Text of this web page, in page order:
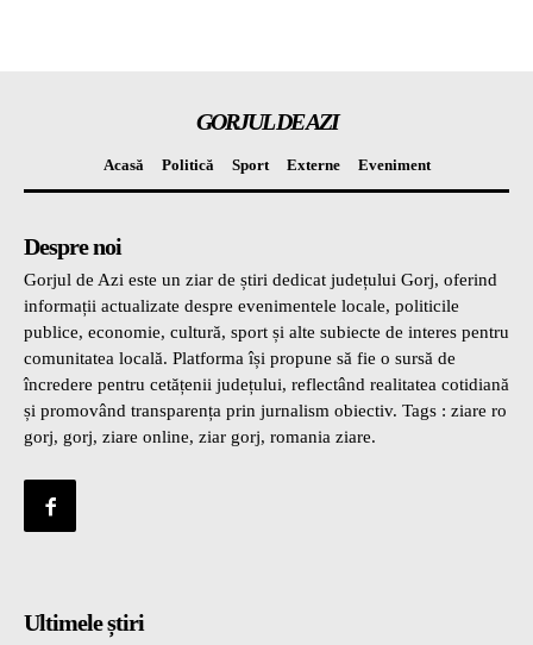
GORJUL DE AZI
Acasă Politică Sport Externe Eveniment
Despre noi
Gorjul de Azi este un ziar de știri dedicat județului Gorj, oferind
informații actualizate despre evenimentele locale, politicile
publice, economie, cultură, sport și alte subiecte de interes pentru
comunitatea locală. Platforma își propune să fie o sursă de
încredere pentru cetățenii județului, reflectând realitatea cotidiană
și promovând transparența prin jurnalism obiectiv. Tags : ziare ro
gorj, gorj, ziare online, ziar gorj, romania ziare.
Ultimele știri